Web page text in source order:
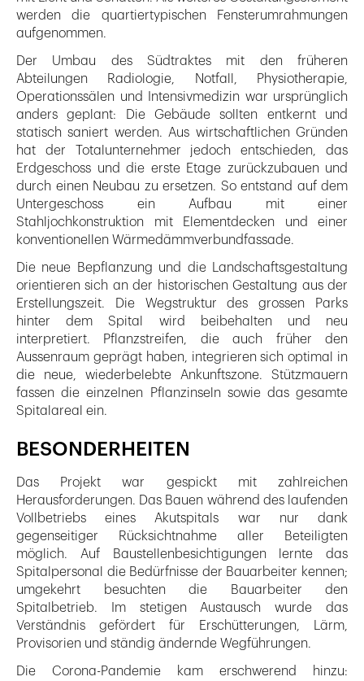
werden die quartiertypischen Fensterumrahmungen
aufgenommen.
Der Umbau des Südtraktes mit den früheren
Abteilungen Radiologie, Notfall, Physiotherapie,
Operationssälen und Intensivmedizin war ursprünglich
anders geplant: Die Gebäude sollten entkernt und
statisch saniert werden. Aus wirtschaftlichen Gründen
hat der Totalunternehmer jedoch entschieden, das
Erdgeschoss und die erste Etage zurückzubauen und
durch einen Neubau zu ersetzen. So entstand auf dem
Untergeschoss ein Aufbau mit einer
Stahljochkonstruktion mit Elementdecken und einer
konventionellen Wärmedämmverbundfassade.
Die neue Bepflanzung und die Landschaftsgestaltung
orientieren sich an der historischen Gestaltung aus der
Erstellungszeit. Die Wegstruktur des grossen Parks
hinter dem Spital wird beibehalten und neu
interpretiert. Pflanzstreifen, die auch früher den
Aussenraum geprägt haben, integrieren sich optimal in
die neue, wiederbelebte Ankunftszone. Stützmauern
fassen die einzelnen Pflanzinseln sowie das gesamte
Spitalareal ein.
BESONDERHEITEN
Das Projekt war gespickt mit zahlreichen
Herausforderungen. Das Bauen während des laufenden
Vollbetriebs eines Akutspitals war nur dank
gegenseitiger Rücksichtnahme aller Beteiligten
möglich. Auf Baustellenbesichtigungen lernte das
Spitalpersonal die Bedürfnisse der Bauarbeiter kennen;
umgekehrt besuchten die Bauarbeiter den
Spitalbetrieb. Im stetigen Austausch wurde das
Verständnis gefördert für Erschütterungen, Lärm,
Provisorien und ständig ändernde Wegführungen.
Die Corona-Pandemie kam erschwerend hinzu: